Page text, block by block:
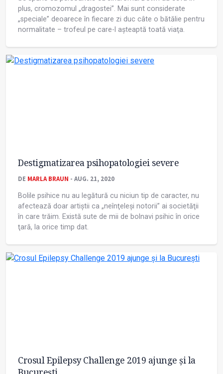
plus, cromozomul „dragostei”. Mai sunt considerate
„speciale” deoarece în fiecare zi duc câte o bătălie pentru
normalitate – trofeul pe care-l așteaptă toată viaţa.
Destigmatizarea psihopatologiei severe
DE MARLA BRAUN - AUG. 21, 2020
Bolile psihice nu au legătură cu niciun tip de caracter, nu
afectează doar artiștii ca „neînţeleși notorii” ai societăţii
în care trăim. Există sute de mii de bolnavi psihic în orice
ţară, la orice timp dat.
Crosul Epilepsy Challenge 2019 ajunge și la